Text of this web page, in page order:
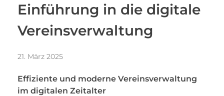
Einführung in die digitale
Vereinsverwaltung
21. März 2025
Effiziente und moderne Vereinsverwaltung
im digitalen Zeitalter